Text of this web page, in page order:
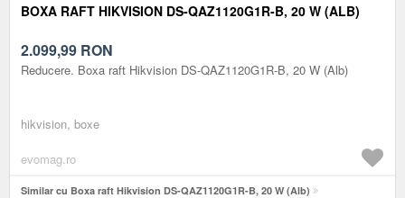
BOXA RAFT HIKVISION DS-QAZ1120G1R-B, 20 W (ALB)
2.099,99 RON
Reducere. Boxa raft Hikvision DS-QAZ1120G1R-B, 20 W (Alb)
hikvision, boxe
evomag.ro
Similar cu Boxa raft Hikvision DS-QAZ1120G1R-B, 20 W (Alb)